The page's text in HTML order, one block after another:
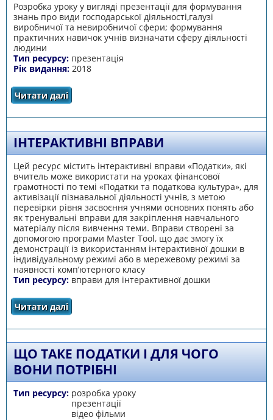
Розробка уроку у вигляді презентації для формування
знань про види господарської діяльності,галузі
виробничої та невиробничої сфери; формування
практичних навичок учнів визначати сферу діяльності
людини
Тип ресурсу: презентація
Рік видання: 2018
Читати далі
ІНТЕРАКТИВНІ ВПРАВИ
Цей ресурс містить інтерактивні вправи «Податки», які
вчитель може використати на уроках фінансової
грамотності по темі «Податки та податкова культура», для
активізації пізнавальної діяльності учнів, з метою
перевірки рівня засвоєння учнями основних понять або
як тренувальні вправи для закріплення навчального
матеріалу після вивчення теми. Вправи створені за
допомогою програми Master Tool, що дає змогу їх
демонстрації із використанням інтерактивної дошки в
індивідуальному режимі або в мережевому режимі за
наявності комп’ютерного класу
Тип ресурсу: вправи для інтерактивної дошки
Читати даліпро Інтерактивні вправи
ЩО ТАКЕ ПОДАТКИ І ДЛЯ ЧОГО
ВОНИ ПОТРІБНІ
Тип ресурсу: розробка уроку
презентації
відео фільми